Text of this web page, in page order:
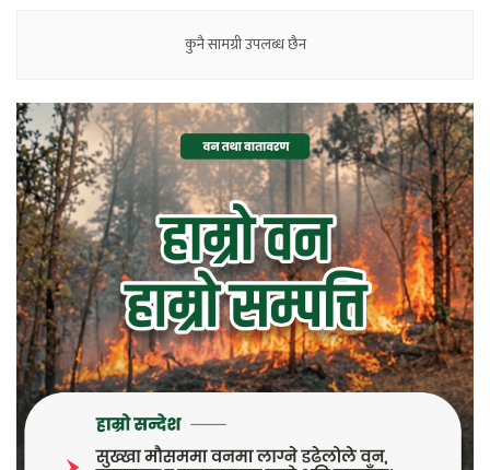
कुनै सामग्री उपलब्ध छैन